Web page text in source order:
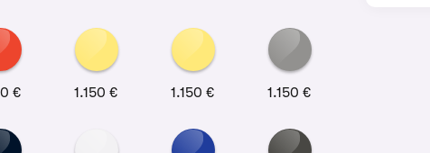
€ 1.150 € 1.150 € 1.150 €